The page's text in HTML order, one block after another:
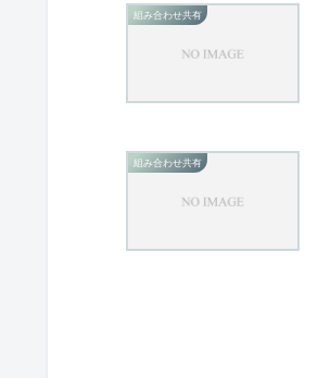
組み合わせ共有
組み合わせ共有